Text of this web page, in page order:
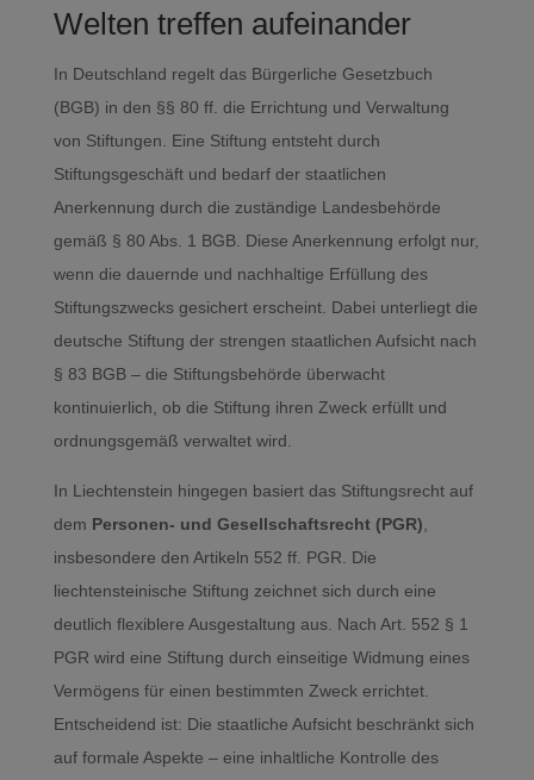
Welten treffen aufeinander
In Deutschland regelt das Bürgerliche Gesetzbuch
(BGB) in den §§ 80 ff. die Errichtung und Verwaltung
von Stiftungen. Eine Stiftung entsteht durch
Stiftungsgeschäft und bedarf der staatlichen
Anerkennung durch die zuständige Landesbehörde
gemäß § 80 Abs. 1 BGB. Diese Anerkennung erfolgt nur,
wenn die dauernde und nachhaltige Erfüllung des
Stiftungszwecks gesichert erscheint. Dabei unterliegt die
deutsche Stiftung der strengen staatlichen Aufsicht nach
§ 83 BGB – die Stiftungsbehörde überwacht
kontinuierlich, ob die Stiftung ihren Zweck erfüllt und
ordnungsgemäß verwaltet wird.
In Liechtenstein hingegen basiert das Stiftungsrecht auf
dem Personen- und Gesellschaftsrecht (PGR)
insbesondere den Artikeln 552 ff. PGR. Die
liechtensteinische Stiftung zeichnet sich durch eine
deutlich flexiblere Ausgestaltung aus. Nach Art. 552 § 1
PGR wird eine Stiftung durch einseitige Widmung eines
Vermögens für einen bestimmten Zweck errichtet.
Entscheidend ist: Die staatliche Aufsicht beschränkt sich
auf formale Aspekte – eine inhaltliche Kontrolle des